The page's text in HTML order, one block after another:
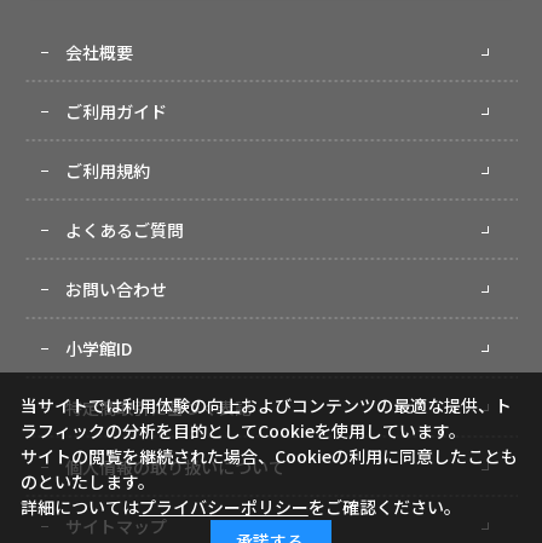
会社概要
ご利用ガイド
ご利用規約
よくあるご質問
お問い合わせ
小学館ID
特定商取引に基づく表記
個人情報の取り扱いについて
サイトマップ
当サイトでは利用体験の向上およびコンテンツの最適な提供、ト
ラフィックの分析を目的としてCookieを使用しています。
サイトの閲覧を継続された場合、Cookieの利用に同意したことも
のといたします。
詳細についてはプライバシーポリシーをご確認ください。